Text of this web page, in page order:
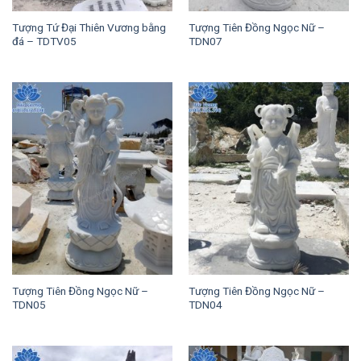
Tượng Tứ Đại Thiên Vương bằng
đá – TDTV05
Tượng Tiên Đồng Ngọc Nữ –
TDN07
Tượng Tiên Đồng Ngọc Nữ –
TDN05
Tượng Tiên Đồng Ngọc Nữ –
TDN04